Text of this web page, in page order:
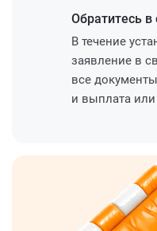
Обратитесь в
В течение
заявление в
все
и выплата